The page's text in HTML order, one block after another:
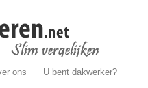
ons U bent dakwerker?